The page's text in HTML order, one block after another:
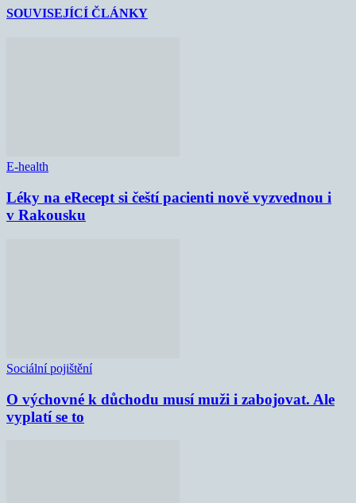
SOUVISEJÍCÍ ČLÁNKY
E-health
Léky na eRecept si čeští pacienti nově vyzvednou i
v Rakousku
Sociální pojištění
O výchovné k důchodu musí muži i zabojovat. Ale
vyplatí se to